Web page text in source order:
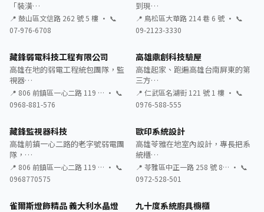
「裝潢…
📍 鼓山區文信路 262 號 5 樓 · 📞
07-976-6708
到現…
📍 鳥松區大華路 214 巷 6 號 · 📞
09-2123-3330
藏鋒弱電科技工程有限公司
高雄在地的弱電工程統包團隊，監
視器…
📍 806 前鎮區一心二路 119 … · 📞
0968-881-576
高雄鼎創科技驗屋
高雄起家、跑遍高雄台南屏東的第
三方…
📍 仁武區名湖街 121 號 1 樓 · 📞
0976-588-555
藏鋒監視器科技
高雄前鎮一心二路的老字號弱電團
隊，…
📍 806 前鎮區一心二路 119 … · 📞
0968770575
歐印系統設計
高雄苓雅在地室內設計，專長把系
統櫃…
📍 苓雅區中正一路 258 號 8… · 📞
0972-528-501
雀爾斯燈飾精品 義大利水晶燈 九十度系統廚具櫥櫃